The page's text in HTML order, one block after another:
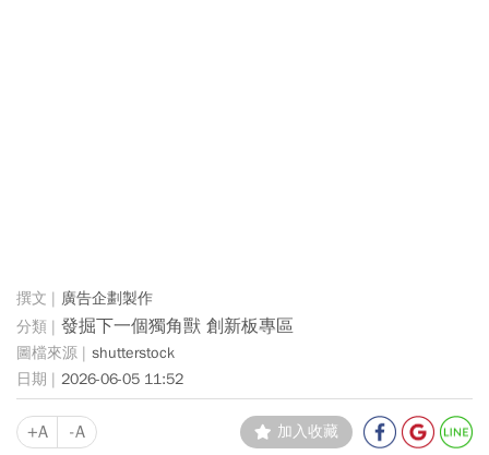
廣告企劃製作
發掘下一個獨角獸 創新板專區
shutterstock
2026-06-05 11:52
+A -A 加入收藏